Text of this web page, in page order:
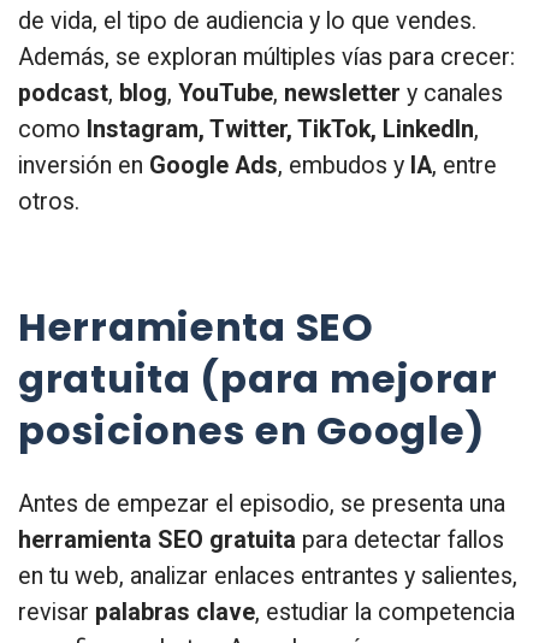
de vida, el tipo de audiencia y lo que vendes.
Además, se exploran múltiples vías para crecer:
podcast, blog, YouTube, newsletter y canales
como Instagram, Twitter, TikTok, LinkedIn,
inversión en Google Ads, embudos y IA, entre
otros.
Herramienta SEO
gratuita (para mejorar
posiciones en Google)
Antes de empezar el episodio, se presenta una
herramienta SEO gratuita para detectar fallos
en tu web, analizar enlaces entrantes y salientes,
revisar palabras clave, estudiar la competencia